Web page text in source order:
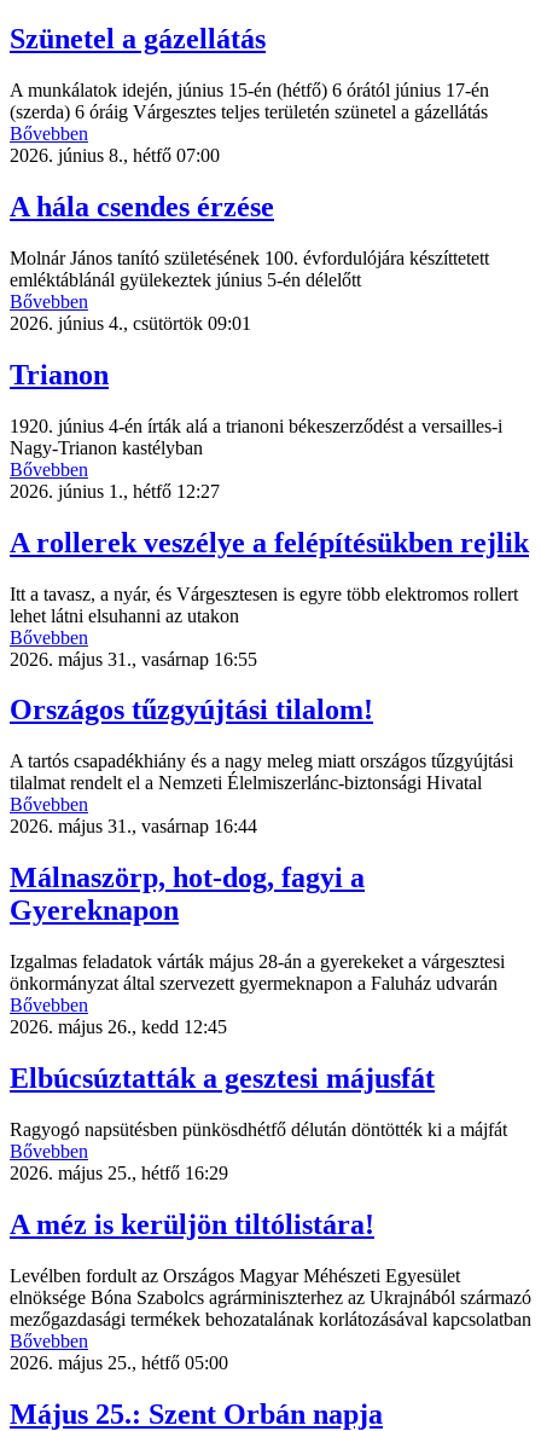
Szünetel a gázellátás
A munkálatok idején, június 15-én (hétfő) 6 órától június 17-én
(szerda) 6 óráig Várgesztes teljes területén szünetel a gázellátás
Bővebben
2026. június 8., hétfő 07:00
A hála csendes érzése
Molnár János tanító születésének 100. évfordulójára készíttetett
emléktáblánál gyülekeztek június 5-én délelőtt
Bővebben
2026. június 4., csütörtök 09:01
Trianon
1920. június 4-én írták alá a trianoni békeszerződést a versailles-i
Nagy-Trianon kastélyban
Bővebben
2026. június 1., hétfő 12:27
A rollerek veszélye a felépítésükben rejlik
Itt a tavasz, a nyár, és Várgesztesen is egyre több elektromos rollert
lehet látni elsuhanni az utakon
Bővebben
2026. május 31., vasárnap 16:55
Országos tűzgyújtási tilalom!
A tartós csapadékhiány és a nagy meleg miatt országos tűzgyújtási
tilalmat rendelt el a Nemzeti Élelmiszerlánc-biztonsági Hivatal
Bővebben
2026. május 31., vasárnap 16:44
Málnaszörp, hot-dog, fagyi a
Gyereknapon
Izgalmas feladatok várták május 28-án a gyerekeket a várgesztesi
önkormányzat által szervezett gyermeknapon a Faluház udvarán
Bővebben
2026. május 26., kedd 12:45
Elbúcsúztatták a gesztesi májusfát
Ragyogó napsütésben pünkösdhétfő délután döntötték ki a májfát
Bővebben
2026. május 25., hétfő 16:29
A méz is kerüljön tiltólistára!
Levélben fordult az Országos Magyar Méhészeti Egyesület
elnöksége Bóna Szabolcs agrárminiszterhez az Ukrajnából származó
mezőgazdasági termékek behozatalának korlátozásával kapcsolatban
Bővebben
2026. május 25., hétfő 05:00
Május 25.: Szent Orbán napja